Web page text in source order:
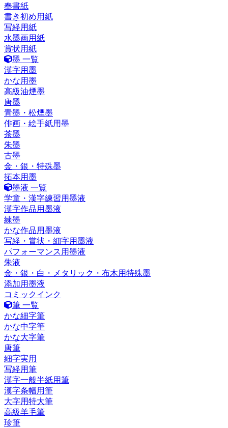
奉書紙
書き初め用紙
写経用紙
水墨画用紙
賞状用紙
墨 一覧
漢字用墨
かな用墨
高級油煙墨
唐墨
青墨・松煙墨
俳画・絵手紙用墨
茶墨
朱墨
古墨
金・銀・特殊墨
拓本用墨
墨液 一覧
学童・漢字練習用墨液
漢字作品用墨液
練墨
かな作品用墨液
写経・賞状・細字用墨液
パフォーマンス用墨液
朱液
金・銀・白・メタリック・布木用特殊墨
添加用墨液
コミックインク
筆 一覧
かな細字筆
かな中字筆
かな大字筆
唐筆
細字実用
写経用筆
漢字一般半紙用筆
漢字条幅用筆
大字用特大筆
高級羊毛筆
珍筆